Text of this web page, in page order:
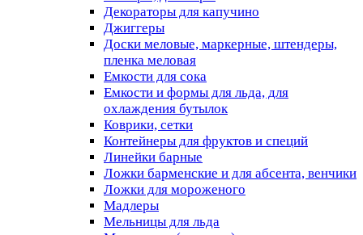
Декораторы для капучино
Джиггеры
Доски меловые, маркерные, штендеры,
пленка меловая
Емкости для сока
Емкости и формы для льда, для
охлаждения бутылок
Коврики, сетки
Контейнеры для фруктов и специй
Линейки барные
Ложки барменские и для абсента, венчики
Ложки для мороженого
Мадлеры
Мельницы для льда